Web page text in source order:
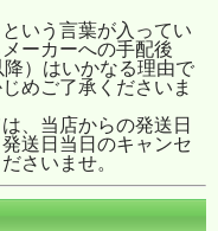
いう言葉が入ってい
ーカーへの手配後
降）はいかなる理由で
めご了承くださいま
、当店からの発送日
送日当日のキャンセ
さいませ。